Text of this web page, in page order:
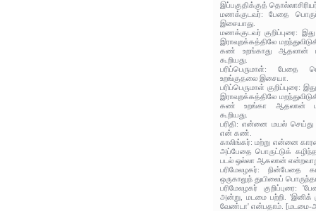
இப்பகுதிக்குத்
மணக்குடவர்: பேதை
இசையாது.
மணக்குடவர் குறிப்புரை:
இராவுறக்கத்திலே
கண் உறங்காது ஆதலான்
கூறியது.
பரிப்பெருமாள்:
உறங்குதலை இசையா.
பரிப்பெருமாள் குறிப்புரை:
இராவுறக்கத்திலே
கண் உறங்கா ஆதலான்
கூறியது.
பரிதி: என்னை மயல்
என் கண்.
காலிங்கர்: மற்று என்னை
அப்பேதை பொருட்டுக்
படல் ஒல்லா ஆகலான்
பரிமேலழகர்:
ஒருகாலுந் துயிலைப்
பரிமேலழகர் குறிப்புரை:
அன்று, மடமை பற்றி. 'இனிக்
வேண்டா' என்பதாம். [மடமை-